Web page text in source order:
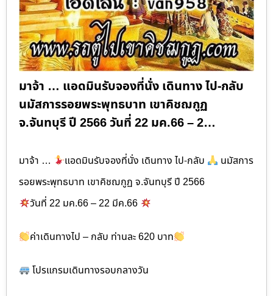
มาจ้า … แอดมินรับจองที่นั่ง เดินทาง ไป-กลับ
นมัสการรอยพระพุทธบาท เขาคิชฌกูฏ
จ.จันทบุรี ปี 2566 วันที่ 22 มค.66 – 2…
มาจ้า … แอดมินรับจองที่นั่ง เดินทาง ไป-กลับ
นมัสการ
รอยพระพุทธบาท เขาคิชฌกูฏ จ.จันทบุรี ปี 2566
วันที่ 22 มค.66 – 22 มีค.66
ค่าเดินทางไป – กลับ ท่านละ 620 บาท
โปรแกรมเดินทางรอบกลางวัน